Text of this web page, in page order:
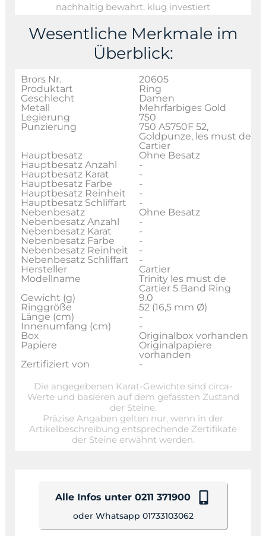
nachhaltig bewahrt, klug investiert
Wesentliche Merkmale im
Überblick:
Brors Nr.
20605
Produktart
Ring
Geschlecht
Damen
Metall
Mehrfarbiges Gold
Legierung
750
Punzierung
750 A5750F 52,
Goldpunze, les must de
Cartier
Hauptbesatz
Ohne Besatz
Hauptbesatz Anzahl
-
Hauptbesatz Karat
-
Hauptbesatz Farbe
-
Hauptbesatz Reinheit
-
Hauptbesatz Schliffart
-
Nebenbesatz
Ohne Besatz
Nebenbesatz Anzahl
-
Nebenbesatz Karat
-
Nebenbesatz Farbe
-
Nebenbesatz Reinheit
-
Nebenbesatz Schliffart
-
Hersteller
Cartier
Modellname
Trinity les must de
Cartier 5 Band Ring
Gewicht (g)
9.0
Ringgröße
52 (16,5 mm Ø)
Länge (cm)
-
Innenumfang (cm)
-
Box
Originalbox vorhanden
Papiere
Originalpapiere
vorhanden
Zertifiziert von
-
Die angegebenen Karat-Gewichte sind circa-
Werte und basieren auf dem gefassten Zustand
der Steine.
Präzise Angaben gelten nur, wenn in der
Artikelbeschreibung entsprechende Zertifikate
der Steine erwähnt werden.
Alle Infos unter 0211 371900
oder Whatsapp 01733103062